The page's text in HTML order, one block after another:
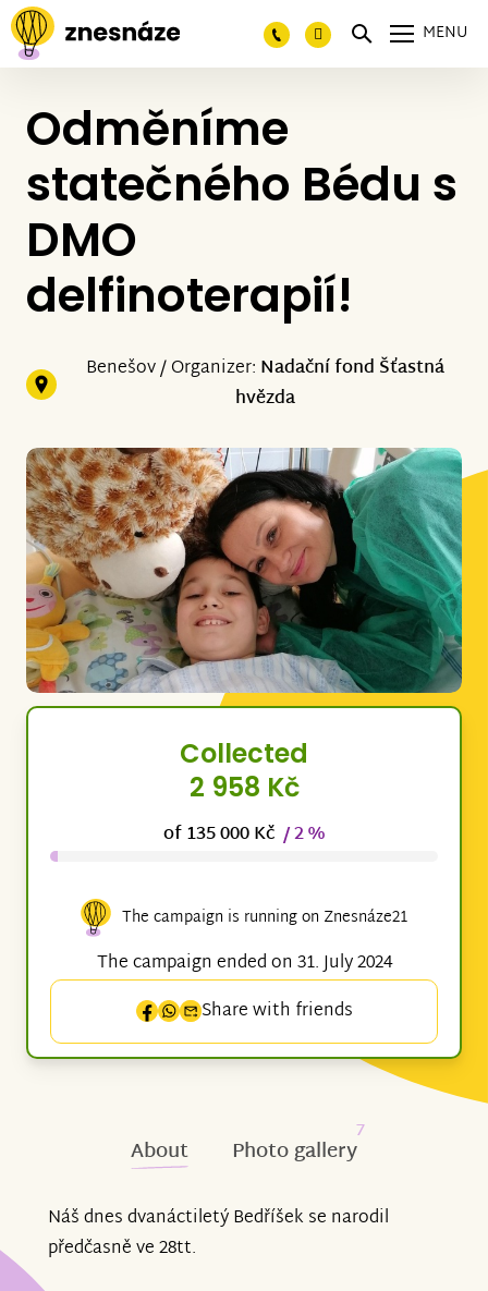
MENU
Odměníme
statečného Bédu s
DMO
delfinoterapií!
Benešov / Organizer: Nadační fond Šťastná
hvězda
Collected
2 958 Kč
of 135 000 Kč / 2 %
The campaign is running on Znesnáze21
The campaign ended on 31. July 2024
Share with friends
About Photo gallery
7
Náš dnes dvanáctiletý Bedříšek se narodil
předčasně ve 28tt.